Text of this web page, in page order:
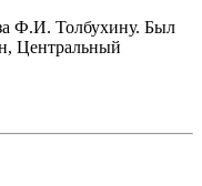
Ф.И. Толбухину. Был
Центральный